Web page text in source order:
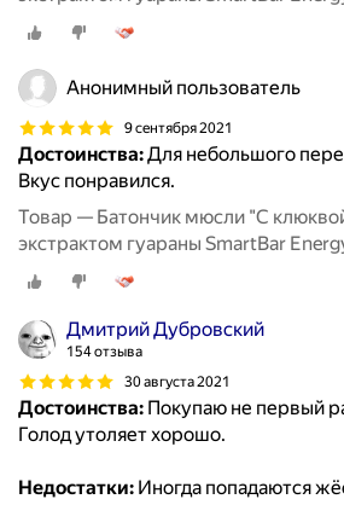
Анонимный пользователь
9 сентября 2021
Достоинства:Для небольшого
Вкус понравился.
Товар — Батончик мюсли "С
экстрактом гуараны SmartBar
Дмитрий Дубровский
154 отзыва
30 августа 2021
Достоинства: Покупаю не первый
Голод утоляет хорошо.
Недостатки: Иногда попадаются